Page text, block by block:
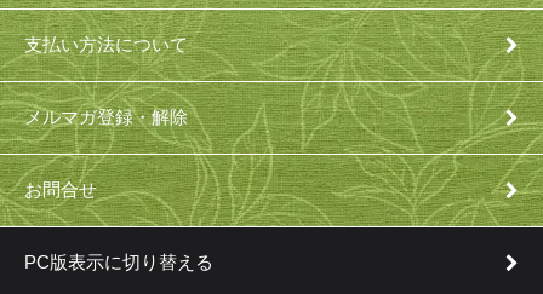
支払い方法について
メルマガ登録・解除
お問合せ
PC版表示に切り替える